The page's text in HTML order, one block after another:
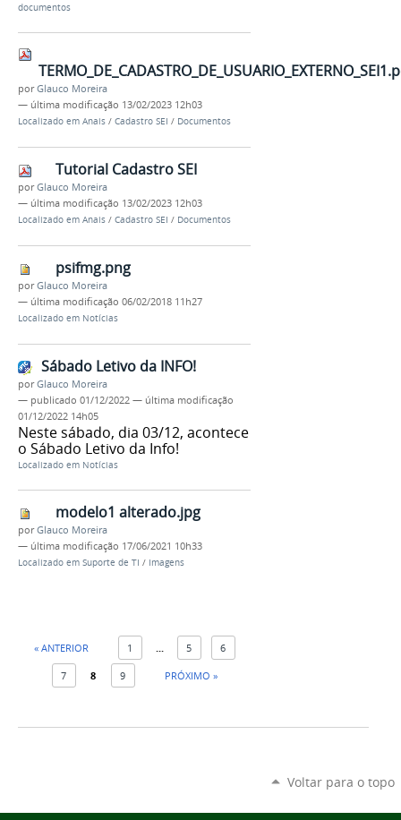
documentos
porGlauco Moreira
— última modificação 13/02/2023 12h03
Localizado em Anais / Cadastro SEI / Documentos
Tutorial Cadastro SEI
porGlauco Moreira
— última modificação 13/02/2023 12h03
Localizado em Anais / Cadastro SEI / Documentos
psifmg.png
porGlauco Moreira
— última modificação 06/02/2018 11h27
Localizado em Notícias
Sábado Letivo da INFO!
porGlauco Moreira
— publicado 01/12/2022 — última modificação
01/12/2022 14h05
Neste sábado, dia 03/12, acontece
o Sábado Letivo da Info!
Localizado em Notícias
modelo1 alterado.jpg
porGlauco Moreira
— última modificação 17/06/2021 10h33
Localizado em Suporte de TI / Imagens
« ANTERIOR 1 ... 5 6
7 8 9 PRÓXIMO »
Voltar para o topo